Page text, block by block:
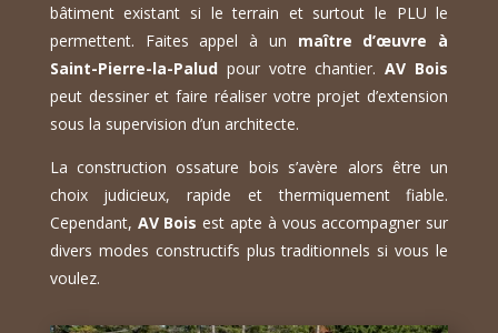
bâtiment existant si le terrain et surtout le PLU le
permettent. Faites appel à un maître d’œuvre à
Saint-Pierre-la-Paludpour votre chantier.AV Bois
peut dessiner et faire réaliser votre projet d’extension
sous la supervision d’un architecte.
La construction ossature bois s’avère alors être un
choix judicieux, rapide et thermiquement fiable.
Cependant, AV Bois est apte à vous accompagner sur
divers modes constructifs plus traditionnels si vous le
voulez.